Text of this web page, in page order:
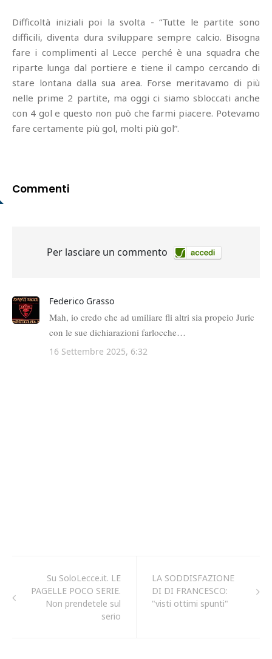
Difficoltà iniziali poi la svolta - “Tutte le partite sono
difficili, diventa dura sviluppare sempre calcio. Bisogna
fare i complimenti al Lecce perché è una squadra che
riparte lunga dal portiere e tiene il campo cercando di
stare lontana dalla sua area. Forse meritavamo di più
nelle prime 2 partite, ma oggi ci siamo sbloccati anche
con 4 gol e questo non può che farmi piacere. Potevamo
fare certamente più gol, molti più gol”.
Commenti
Su SoloLecce.it. LE
PAGELLE POCO SERIE.
Non prendetele sul
serio
LA SODDISFAZIONE
DI DI FRANCESCO:
"visti ottimi spunti"